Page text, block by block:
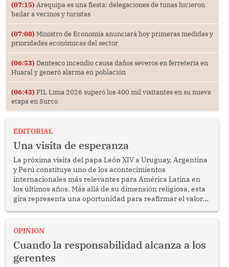
(07:15) Arequipa es una fiesta: delegaciones de tunas hicieron
bailar a vecinos y turistas
(07:08) Ministro de Economía anunciará hoy primeras medidas y
prioridades económicas del sector
(06:53) Dantesco incendio causa daños severos en ferretería en
Huaral y generó alarma en población
(06:43) FIL Lima 2026 superó los 400 mil visitantes en su nueva
etapa en Surco
EDITORIAL
Una visita de esperanza
La próxima visita del papa León XIV a Uruguay, Argentina
y Perú constituye uno de los acontecimientos
internacionales más relevantes para América Latina en
los últimos años. Más allá de su dimensión religiosa, esta
gira representa una oportunidad para reafirmar el valor
enfrenta desafíos en materia de desarrollo, cohesión
OPINION
Cuando la responsabilidad alcanza a los
gerentes